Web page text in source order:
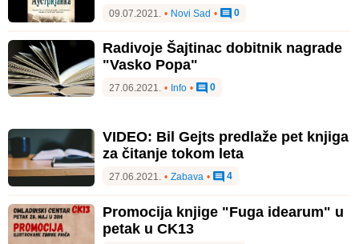
09.07.2021. • Novi Sad • 0
Radivoje Šajtinac dobitnik nagrade
"Vasko Popa"
27.06.2021. • Info • 0
VIDEO: Bil Gejts predlaže pet knjiga
za čitanje tokom leta
27.06.2021. • Zabava • 4
Promocija knjige "Fuga idearum" u
petak u CK13